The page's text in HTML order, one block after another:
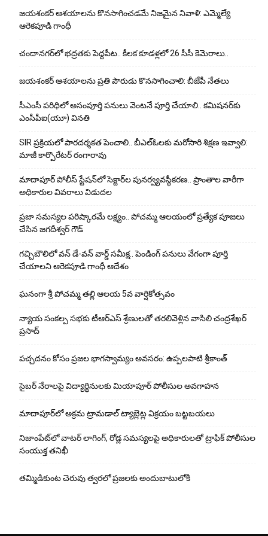
జయశంకర్ ఆశయాలను కొనసాగించడమే నిజమైన నివాళి: ఎమ్మెల్యే
ఆరెక‌పూడి గాంధీ
చందానగర్‌లో భద్రతకు పెద్దపీట.. కీలక కూడళ్లలో 26 సీసీ కెమెరాలు..
జయశంకర్ ఆశయాలను ప్రతి పౌరుడు కొనసాగించాలి: బీజేపీ నేతలు
సీఎంసీ పరిధిలో అసంపూర్తి పనులు వెంటనే పూర్తి చేయాలి.. కమిషనర్‌కు
ఎంసీపీఐ(యూ) వినతి
SIR ప్రక్రియలో పారదర్శకత పెంచాలి.. బీఎల్ఓలకు మరోసారి శిక్షణ ఇవ్వాలి:
మాజీ కార్పొరేటర్ రంగారావు
మాదాపూర్ పోలీస్‌ స్టేషన్‌లో సెక్టార్‌ల పునర్వ్యవస్థీకరణ.. ప్రాంతాల వారీగా
అధికారుల వివరాలు విడుదల
ప్రజా సమస్యల పరిష్కారమే లక్ష్యం.. పోచమ్మ ఆలయంలో ప్రత్యేక పూజలు
చేసిన జగదీశ్వర్ గౌడ్
గచ్చిబౌలిలో వన్ డే-వన్ వార్డ్ సమీక్ష.. పెండింగ్ పనులు వేగంగా పూర్తి
చేయాలని ఆరెకపూడి గాంధీ ఆదేశం
ఘ‌నంగా శ్రీ పోచమ్మ త‌ల్లి ఆలయ 5వ వార్షికోత్సవం
న్యాయ సంక‌ల్ప స‌భ‌కు టీఆర్ఎస్ శ్రేణుల‌తో త‌ర‌లివెళ్లిన వాసిలి చంద్ర‌శేఖ‌ర్
ప్ర‌సాద్
పచ్చదనం కోసం ప్రజల భాగస్వామ్యం అవసరం: ఉప్పలపాటి శ్రీకాంత్
సైబర్ నేరాలపై విద్యార్థినులకు మియాపూర్ పోలీసుల అవగాహన
మాదాపూర్‌లో అక్రమ ట్రామడాల్ ట్యాబ్లెట్ల విక్రయం బట్టబయలు
నిజాంపేట్‌లో వాటర్ లాగింగ్, రోడ్ల సమస్యలపై అధికారులతో ట్రాఫిక్ పోలీసుల
సంయుక్త తనిఖీ
తమ్మిడికుంట చెరువు త్వరలో ప్రజలకు అందుబాటులోకి